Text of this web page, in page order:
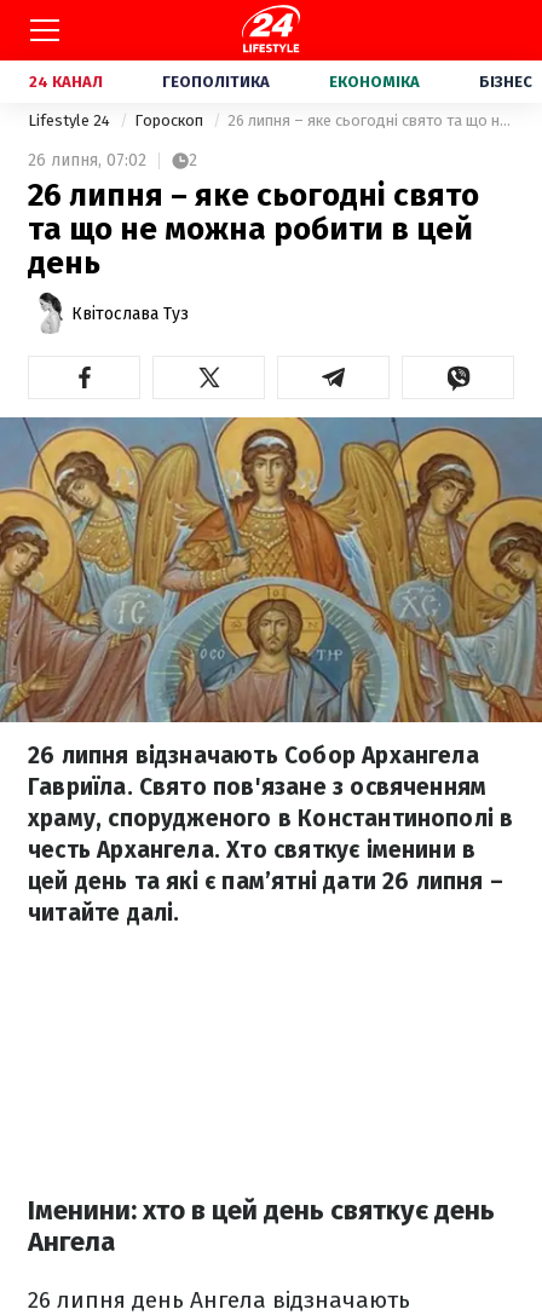
24 КАНАЛ ГЕОПОЛІТИКА ЕКОНОМІКА БІЗНЕС
Lifestyle 24 Гороскоп 26 липня – яке сьогодні свято та що не можна робити в цей день
26 липня, 07:02 2
26 липня – яке сьогодні свято
та що не можна робити в цей
день
Квітослава Туз
26 липня відзначають Собор Архангела
Гавриїла. Свято пов'язане з освяченням
храму, спорудженого в Константинополі в
честь Архангела. Хто святкує іменини в
цей день та які є пам’ятні дати 26 липня –
читайте далі.
Іменини: хто в цей день святкує день
Ангела
26 липня день Ангела відзначають